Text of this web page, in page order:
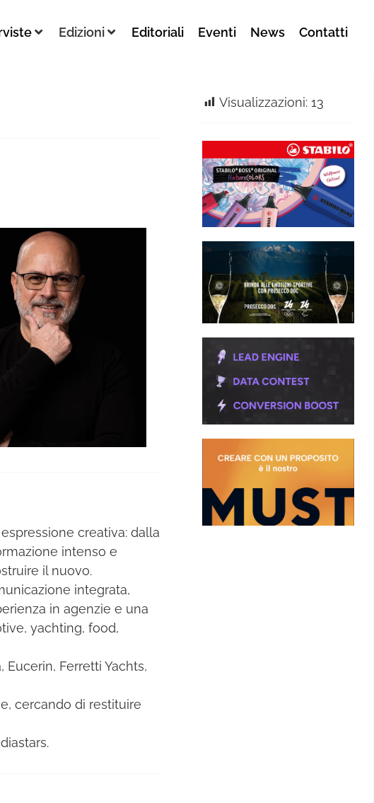
Edizioni Editoriali Eventi News Contatti
creativa: dalla
intenso e
il nuovo.
integrata,
in agenzie e una
yachting, food,
Ferretti Yachts,
cercando di restituire
Visualizzazioni: 13